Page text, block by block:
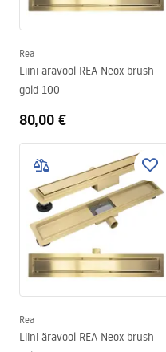
Rea
Liini äravool REA Neox brush
gold 100
80,00 €
Rea
Liini äravool REA Neox brush